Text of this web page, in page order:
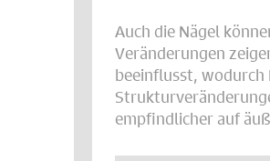
Auch die Nägel
Veränderungen
beeinflusst,
empfindlicher auf